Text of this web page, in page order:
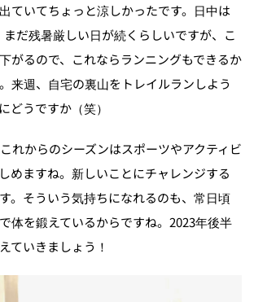
ていてちょっと涼しかったです。日中は
まだ残暑厳しい日が続くらしいですが、こ
がるので、これならランニングもできるか
来週、自宅の裏山をトレイルランしよう
どうですか（笑）
れからのシーズンはスポーツやアクティビ
めますね。新しいことにチャレンジする
。そういう気持ちになれるのも、常日頃
体を鍛えているからですね。2023年後半
ていきましょう！